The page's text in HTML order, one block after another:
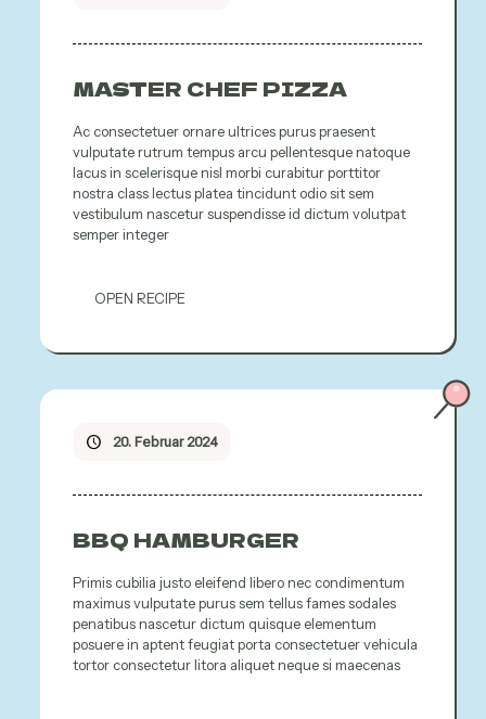
MASTER CHEF PIZZA
Ac consectetuer ornare ultrices purus praesent
vulputate rutrum tempus arcu pellentesque natoque
lacus in scelerisque nisl morbi curabitur porttitor
nostra class lectus platea tincidunt odio sit sem
vestibulum nascetur suspendisse id dictum volutpat
semper integer
OPEN RECIPE
20. Februar 2024
BBQ HAMBURGER
Primis cubilia justo eleifend libero nec condimentum
maximus vulputate purus sem tellus fames sodales
penatibus nascetur dictum quisque elementum
posuere in aptent feugiat porta consectetuer vehicula
tortor consectetur litora aliquet neque si maecenas